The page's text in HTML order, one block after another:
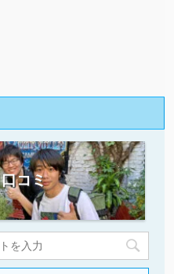
口コミ